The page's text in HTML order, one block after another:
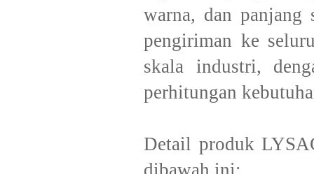
warna, dan panjang
pengiriman ke
skala industri,
perhitungan
Detail produk
dibawah ini: